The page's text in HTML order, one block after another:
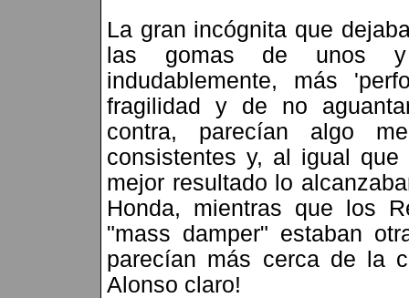
La gran incógnita que
las gomas de unos y
indudablemente, más
fragilidad y de no
contra, parecían algo
consistentes y, al igual
mejor resultado lo
Honda, mientras que los
"mass damper" estaban
parecían más cerca de la
Alonso claro!